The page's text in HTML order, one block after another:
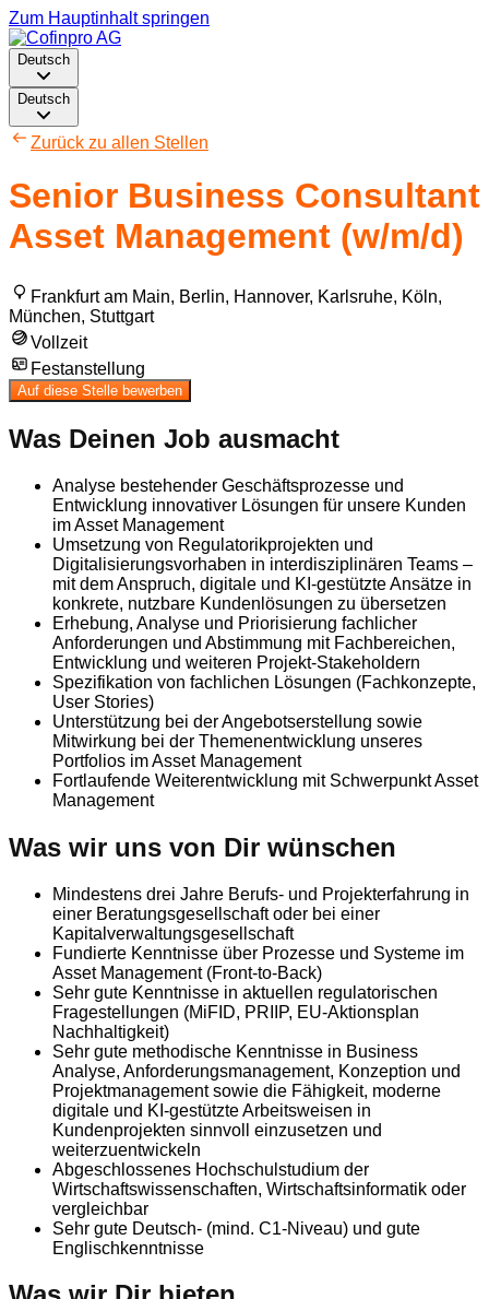
Zum Hauptinhalt springen
Deutsch
Deutsch
Zurück zu allen Stellen
Senior Business Consultant
Asset Management (w/m/d)
Frankfurt am Main, Berlin, Hannover, Karlsruhe, Köln,
München, Stuttgart
Vollzeit
Festanstellung
Auf diese Stelle bewerben
Was Deinen Job ausmacht
Analyse bestehender Geschäftsprozesse und
Entwicklung innovativer Lösungen für unsere Kunden
im Asset Management
Umsetzung von Regulatorikprojekten und
Digitalisierungsvorhaben in interdisziplinären Teams –
mit dem Anspruch, digitale und KI-gestützte Ansätze in
konkrete, nutzbare Kundenlösungen zu übersetzen
Erhebung, Analyse und Priorisierung fachlicher
Anforderungen und Abstimmung mit Fachbereichen,
Entwicklung und weiteren Projekt-Stakeholdern
Spezifikation von fachlichen Lösungen (Fachkonzepte,
User Stories)
Unterstützung bei der Angebotserstellung sowie
Mitwirkung bei der Themenentwicklung unseres
Portfolios im Asset Management
Fortlaufende Weiterentwicklung mit Schwerpunkt Asset
Management
Was wir uns von Dir wünschen
Mindestens drei Jahre Berufs- und Projekterfahrung in
einer Beratungsgesellschaft oder bei einer
Kapitalverwaltungsgesellschaft
Fundierte Kenntnisse über Prozesse und Systeme im
Asset Management (Front-to-Back)
Sehr gute Kenntnisse in aktuellen regulatorischen
Fragestellungen (MiFID, PRIIP, EU-Aktionsplan
Nachhaltigkeit)
Sehr gute methodische Kenntnisse in Business
Analyse, Anforderungsmanagement, Konzeption und
Projektmanagement sowie die Fähigkeit, moderne
digitale und KI-gestützte Arbeitsweisen in
Kundenprojekten sinnvoll einzusetzen und
weiterzuentwickeln
Abgeschlossenes Hochschulstudium der
Wirtschaftswissenschaften, Wirtschaftsinformatik oder
vergleichbar
Sehr gute Deutsch- (mind. C1-Niveau) und gute
Englischkenntnisse